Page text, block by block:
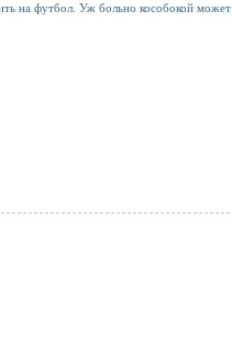
на футбол. Уж больно кособокой может